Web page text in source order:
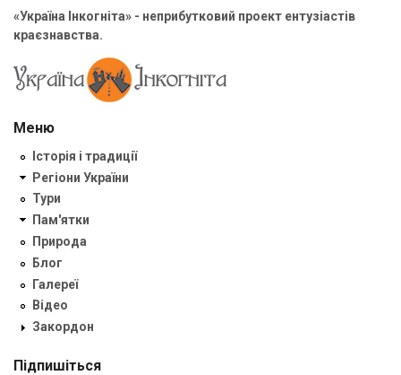
«Україна Інкогніта» - неприбутковий проект ентузіастів
краєзнавства.
Меню
Історія і традиції
Регіони України
Тури
Пам'ятки
Природа
Блог
Галереї
Відео
Закордон
Підпишіться